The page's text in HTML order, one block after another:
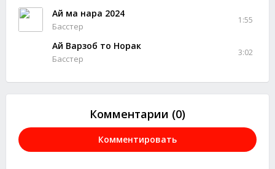
Ай ма нара 2024
Басстер
1:55
Ай Варзоб то Норак
Басстер
3:02
Комментарии (0)
Комментировать